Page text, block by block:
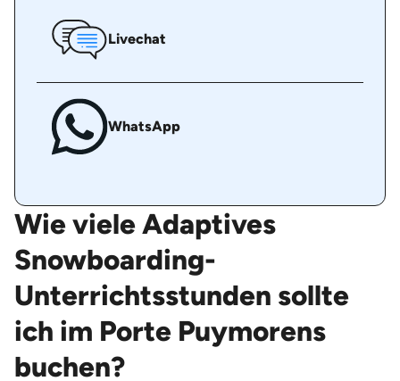
Livechat
WhatsApp
Wie viele Adaptives
Snowboarding-
Unterrichtsstunden sollte
ich im Porte Puymorens
buchen?